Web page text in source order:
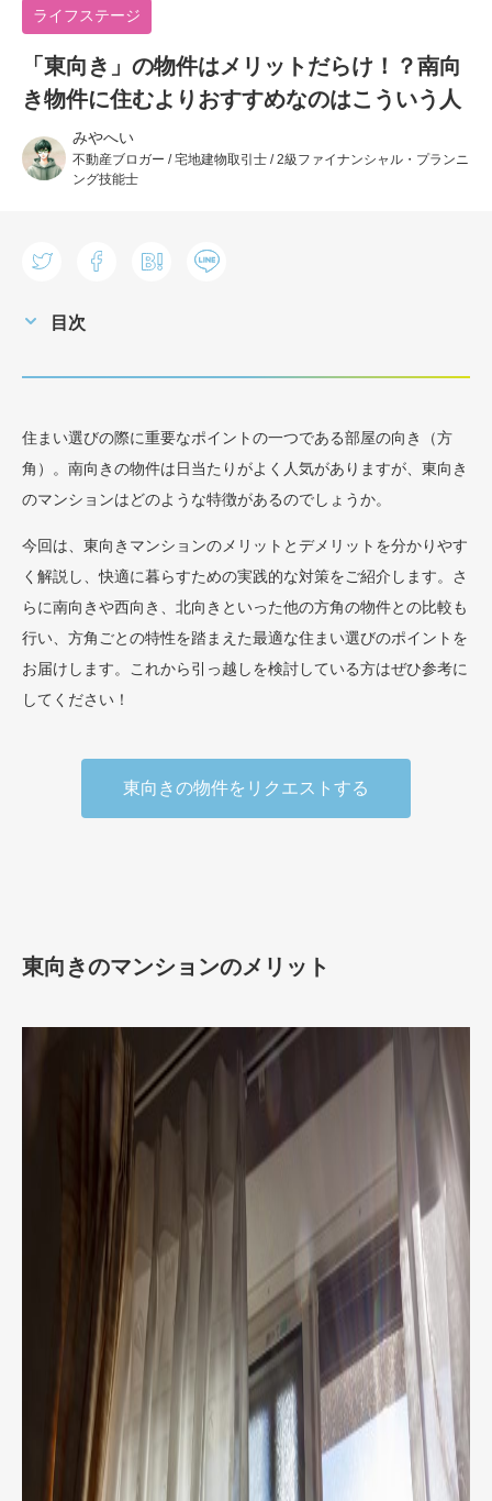
ライフステージ
「東向き」の物件はメリットだらけ！？南向
き物件に住むよりおすすめなのはこういう人
みやへい
不動産ブロガー / 宅地建物取引士 / 2級ファイナンシャル・プランニ
ング技能士
目次
住まい選びの際に重要なポイントの一つである部屋の向き（方
角）。南向きの物件は日当たりがよく人気がありますが、東向き
のマンションはどのような特徴があるのでしょうか。
今回は、東向きマンションのメリットとデメリットを分かりやす
く解説し、快適に暮らすための実践的な対策をご紹介します。さ
らに南向きや西向き、北向きといった他の方角の物件との比較も
行い、方角ごとの特性を踏まえた最適な住まい選びのポイントを
お届けします。これから引っ越しを検討している方はぜひ参考に
してください！
東向きの物件をリクエストする
東向きのマンションのメリット